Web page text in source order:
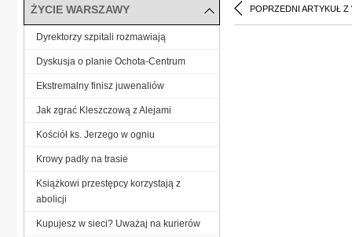
POPRZEDNI ARTYKUŁ Z
ŻYCIE WARSZAWY
Dyrektorzy szpitali rozmawiają
Dyskusja o planie Ochota-Centrum
Ekstremalny finisz juwenaliów
Jak zgrać Kleszczową z Alejami
Kościół ks. Jerzego w ogniu
Krowy padły na trasie
Książkowi przestępcy korzystają z
abolicji
Kupujesz w sieci? Uważaj na kurierów